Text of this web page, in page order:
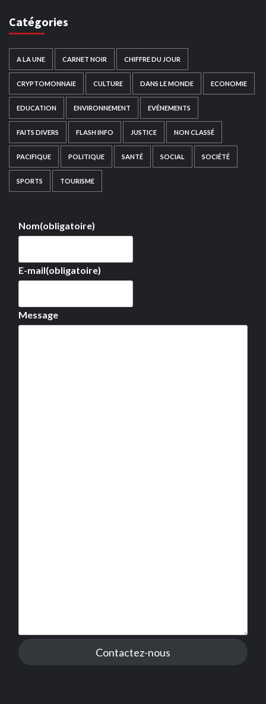
Catégories
A LA UNE CARNET NOIR CHIFFRE DU JOUR
CRYPTOMONNAIE CULTURE DANS LE MONDE ECONOMIE
EDUCATION ENVIRONNEMENT EVÉNEMENTS
FAITS DIVERS FLASH INFO JUSTICE NON CLASSÉ
PACIFIQUE POLITIQUE SANTÉ SOCIAL SOCIÉTÉ
SPORTS TOURISME
Nom(obligatoire)
E-mail(obligatoire)
Message
Contactez-nous